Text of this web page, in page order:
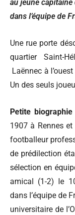
au jeune capitaine
dans l’équipe de
Une rue porte
quartier Saint-
Laënnec à
Un des seuls
Petite
1907 à Rennes
footballeur
de prédilection
sélection en
amical (1-2) le
dans l’équipe de
universitaire de